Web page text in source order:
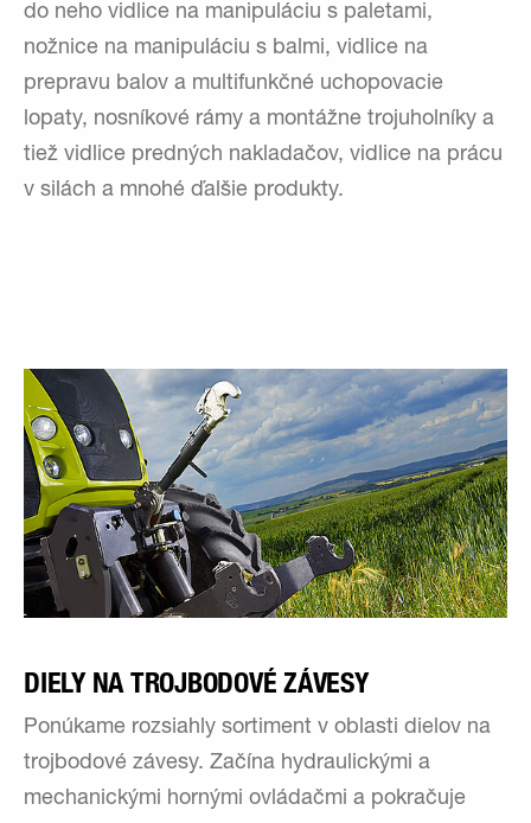
do neho vidlice na manipuláciu s paletami,
nožnice na manipuláciu s balmi, vidlice na
prepravu balov a multifunkčné uchopovacie
lopaty, nosníkové rámy a montážne trojuholníky a
tiež vidlice predných nakladačov, vidlice na prácu
v silách a mnohé ďalšie produkty.
DIELY NA TROJBODOVÉ ZÁVESY
Ponúkame rozsiahly sortiment v oblasti dielov na
trojbodové závesy. Začína hydraulickými a
mechanickými hornými ovládačmi a pokračuje